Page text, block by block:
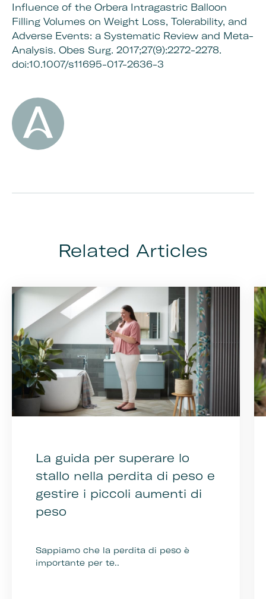
Influence of the Orbera Intragastric Balloon
Filling Volumes on Weight Loss, Tolerability, and
Adverse Events: a Systematic Review and Meta-
Analysis. Obes Surg. 2017;27(9):2272-2278.
doi:10.1007/s11695-017-2636-3
Related Articles
La guida per superare lo
stallo nella perdita di peso e
gestire i piccoli aumenti di
peso
Sappiamo che la perdita di peso è
importante per te..